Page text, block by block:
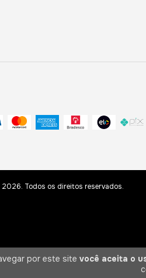
por este site você aceita o
Todos os direitos reservados.